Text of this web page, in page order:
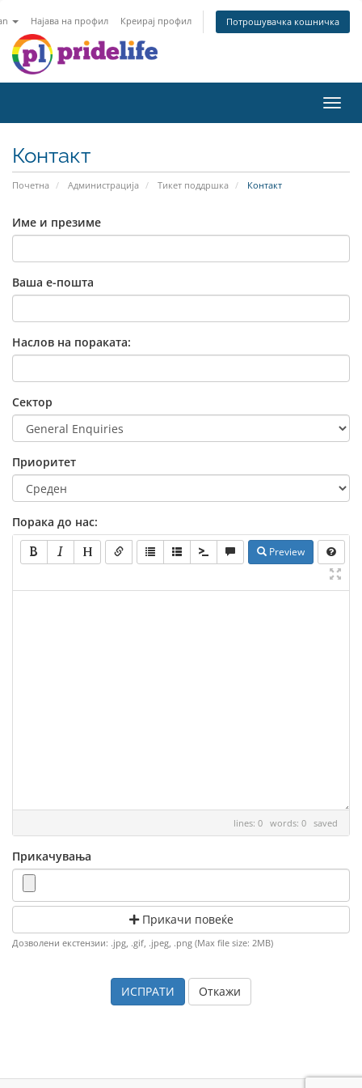
Најава на профил Креирај профил Потрошувачка кошничка
Контакт
Почетна Администрација Тикет поддршка Контакт
Име и презиме
Ваша е-пошта
Наслов на пораката:
Сектор
Приоритет
Порака до нас:
Preview
lines: 0 words: 0 saved
Прикачувања
Прикачи повеќе
Дозволени екстензии: .jpg, .gif, .jpeg, .png (Max file size: 2MB)
Откажи